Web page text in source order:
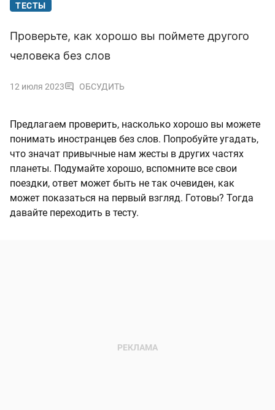
ТЕСТЫ
Проверьте, как хорошо вы поймете другого
человека без слов
12 июля 2023 ОБСУДИТЬ
Предлагаем проверить, насколько хорошо вы можете
понимать иностранцев без слов. Попробуйте угадать,
что значат привычные нам жесты в других частях
планеты. Подумайте хорошо, вспомните все свои
поездки, ответ может быть не так очевиден, как
может показаться на первый взгляд. Готовы? Тогда
давайте переходить в тесту.